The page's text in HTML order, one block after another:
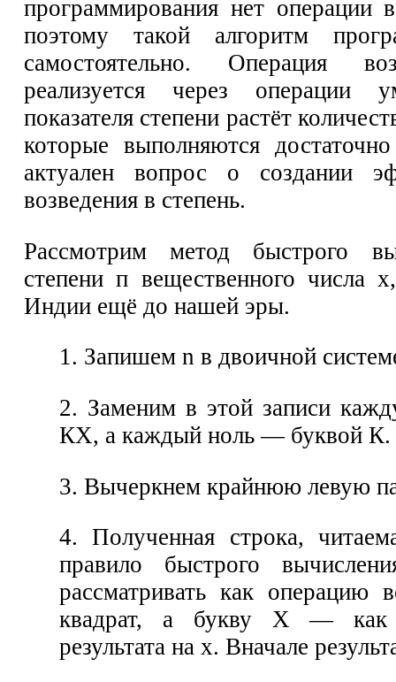
программирования нет операции
поэтому такой алгоритм
самостоятельно. Операция
реализуется через операции
показателя степени растёт
которые выполняются
актуален вопрос о создании
возведения в степень.
Рассмотрим метод быстрого
степени п вещественного числа
Индии ещё до нашей эры.
1. Запишем n в двоичной
2. Заменим в этой записи
КХ, а каждый ноль — буквой К.
3. Вычеркнем крайнюю левую
4. Полученная строка,
правило быстрого
рассматривать как операцию
квадрат, а букву X — как
результата на х. Вначале